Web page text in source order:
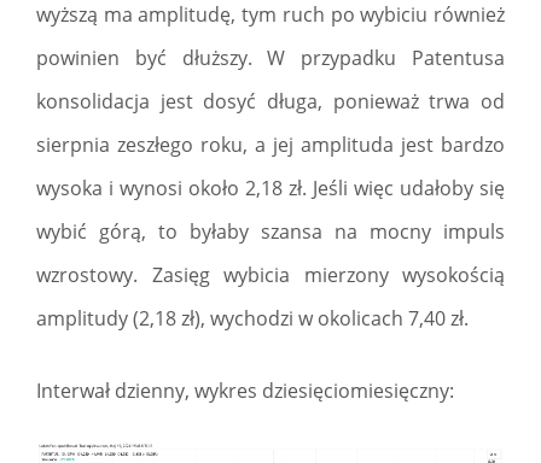
wyższą ma amplitudę, tym ruch po wybiciu również
powinien być dłuższy. W przypadku Patentusa
konsolidacja jest dosyć długa, ponieważ trwa od
sierpnia zeszłego roku, a jej amplituda jest bardzo
wysoka i wynosi około 2,18 zł. Jeśli więc udałoby się
wybić górą, to byłaby szansa na mocny impuls
wzrostowy. Zasięg wybicia mierzony wysokością
amplitudy (2,18 zł), wychodzi w okolicach 7,40 zł.
Interwał dzienny, wykres dziesięciomiesięczny: